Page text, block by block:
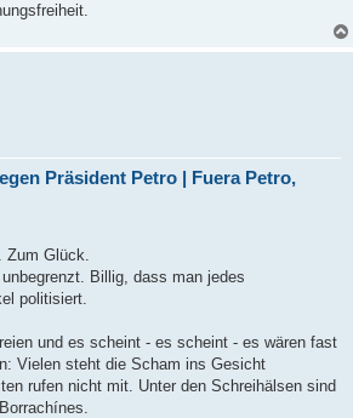
Präsident Petro | Fuera Petro,
Glück.
Billig, dass man jedes
politisiert.
und es scheint - es scheint - es wären fast
Vielen steht die Scham ins Gesicht
rufen nicht mit. Unter den Schreihälsen sind